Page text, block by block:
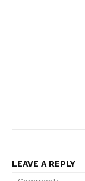
LEAVE A REPLY